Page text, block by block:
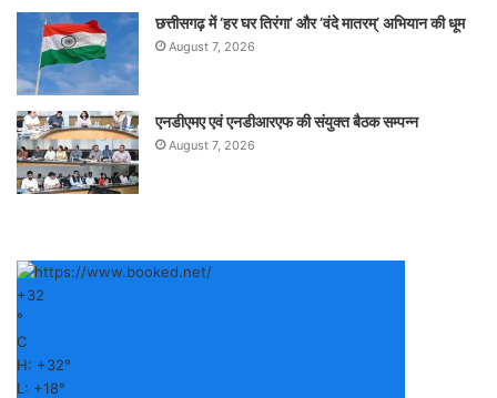
छत्तीसगढ़ में ‘हर घर तिरंगा’ और ‘वंदे मातरम्’ अभियान की धूम
August 7, 2026
एनडीएमए एवं एनडीआरएफ की संयुक्त बैठक सम्पन्न
August 7, 2026
+32
°
C
H: +32°
L: +18°